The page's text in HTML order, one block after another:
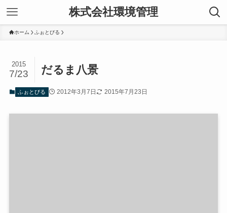
株式会社環境管理
ホーム ふぉとびる
だるま八景
2015
7/23
ふぉとびる 2012年3月7日 2015年7月23日